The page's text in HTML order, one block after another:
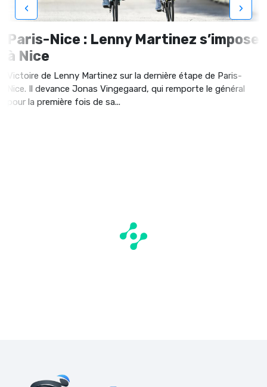
Paris-Nice : Lenny Martinez s’impose
à Nice
Victoire de Lenny Martinez sur la dernière étape de Paris-
Nice. Il devance Jonas Vingegaard, qui remporte le général
pour la première fois de sa...
‹ ›